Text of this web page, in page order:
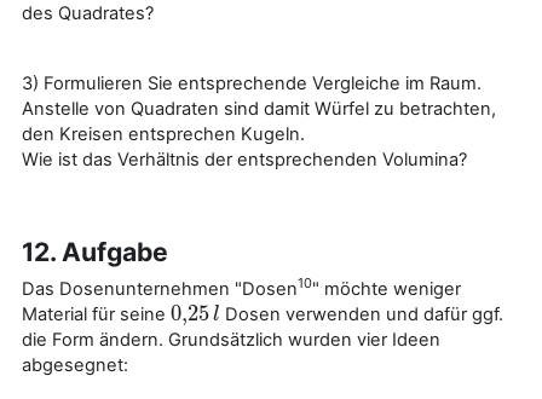
des Quadrates?
3) Formulieren Sie entsprechende Vergleiche im Raum.
Anstelle von Quadraten sind damit Würfel zu betrachten,
den Kreisen entsprechen Kugeln.
Wie ist das Verhältnis der entsprechenden Volumina?
12. Aufgabe
Das Dosenunternehmen "Dosen10" möchte weniger
Material für seine 0,25l
0,25l
Dosen verwenden und dafür ggf.
die Form ändern. Grundsätzlich wurden vier Ideen
abgesegnet: